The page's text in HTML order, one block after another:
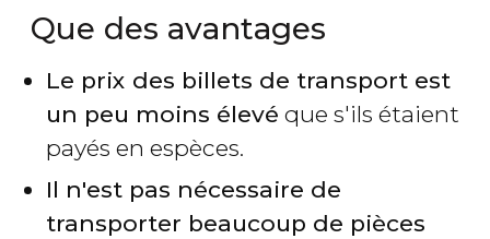
Que des avantages
Le prix des billets de transport est
un peu moins élevé que s'ils étaient
payés en espèces.
Il n'est pas nécessaire de
transporter beaucoup de pièces